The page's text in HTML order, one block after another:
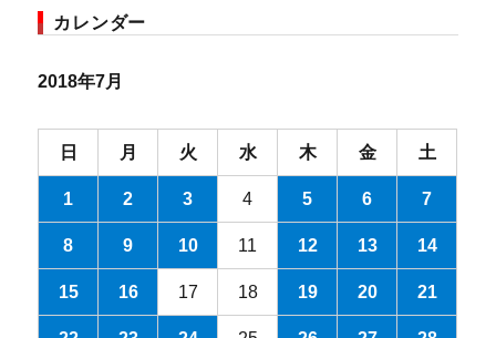
カレンダー
2018年7月
日 月 火 水 木 金 土
1 2 3 4 5 6 7
8 9 10 11 12 13 14
15 16 17 18 19 20 21